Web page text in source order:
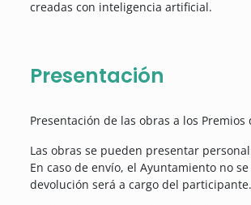
creadas con inteligencia artificial.
Presentación
Presentación de las obras a los
Las obras se pueden presentar
En caso de envío, el Ayuntamiento no
devolución será a cargo del participante.